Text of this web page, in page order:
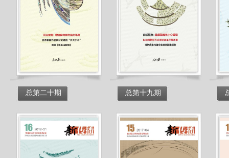
总第二十期 总第十九期